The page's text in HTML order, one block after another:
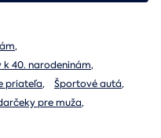
,
k 40. narodeninám,
priateľa, Športové autá,
pre muža,